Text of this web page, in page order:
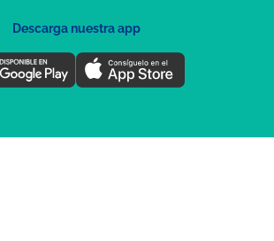
Descarga nuestra app